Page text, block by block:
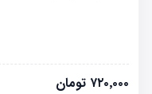
۷۲۰٬۰۰۰ تومان